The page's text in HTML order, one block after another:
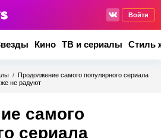
Войти
Кино ТВ и сериалы Стиль
/ Продолжение самого популярного сериала
не радуют
самого
сериала